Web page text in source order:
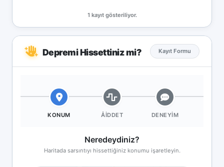
1 kayıt gösteriliyor.
Depremi Hissettiniz mi? Kayıt Formu
KONUM ÅIDDET DENEYIM
Neredeydiniz?
Haritada sarsıntıyı hissettiğiniz konumu işaretleyin.